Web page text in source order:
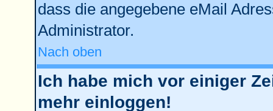
dass die angegebene eMail
Administrator.
Nach oben
Ich habe mich vor einiger
mehr einloggen!